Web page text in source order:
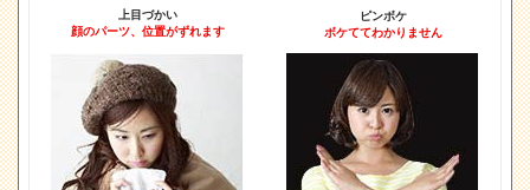
上目づかい
顔のパーツ、位置がずれます
ピンボケ
ボケててわかりません